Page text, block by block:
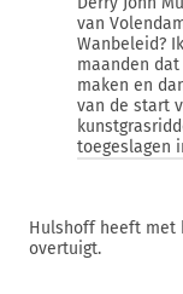
van
Wanbeleid?
maanden
maken en
van de start
toegeslagen
Hulshoff heeft met
overtuigt.